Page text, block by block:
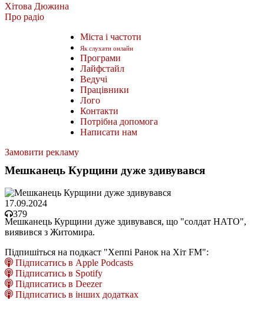
Хітова Дюжина
Про радіо
Міста і частоти
Як слухати онлайн
Програми
Лайфстайл
Ведучі
Працівники
Лого
Контакти
Потрібна допомога
Написати нам
Замовити рекламу
Мешканець Курщини дуже здивувався
17.09.2024
379
Мешканець Курщини дуже здивувався, що "солдат НАТО",
виявився з Житомира.
Підпишіться на подкаст "Хеппі Ранок на Хіт FM":
Підписатись в Apple Podcasts
Підписатись в Spotify
Підписатись в Deezer
Підписатись в інших додатках